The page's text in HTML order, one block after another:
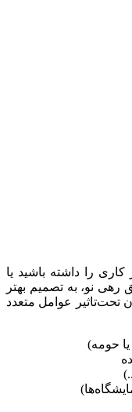
را داشته باشید یا
رهی نو، به تصمیم بهتر
عوامل متعدد
حومه)